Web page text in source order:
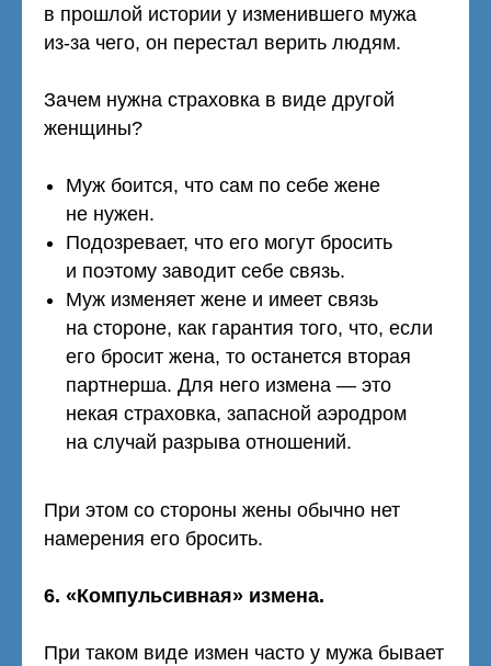
в прошлой истории у изменившего мужа
из-за чего, он перестал верить людям.
Зачем нужна страховка в виде другой
женщины?
Муж боится, что сам по себе жене
не нужен.
Подозревает, что его могут бросить
и поэтому заводит себе связь.
Муж изменяет жене и имеет связь
на стороне, как гарантия того, что, если
его бросит жена, то останется вторая
партнерша. Для него измена — это
некая страховка, запасной аэродром
на случай разрыва отношений.
При этом со стороны жены обычно нет
намерения его бросить.
6. «Компульсивная» измена.
При таком виде измен часто у мужа бывает